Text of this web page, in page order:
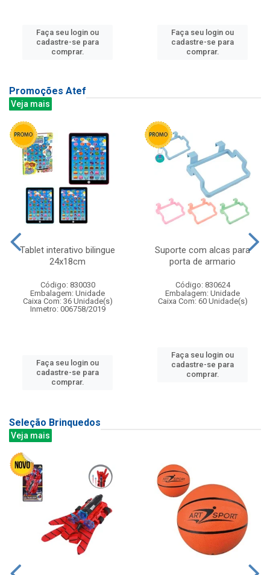
Faça seu login ou
cadastre-se para
comprar.
Faça seu login ou
cadastre-se para
comprar.
Promoções Atef
Veja mais
Tablet interativo bilingue
24x18cm
Código: 830030
Embalagem: Unidade
Caixa Com: 36 Unidade(s)
Inmetro: 006758/2019
Faça seu login ou
cadastre-se para
comprar.
Suporte com alcas para
porta de armario
Código: 830624
Embalagem: Unidade
Caixa Com: 60 Unidade(s)
Faça seu login ou
cadastre-se para
comprar.
Seleção Brinquedos
Veja mais